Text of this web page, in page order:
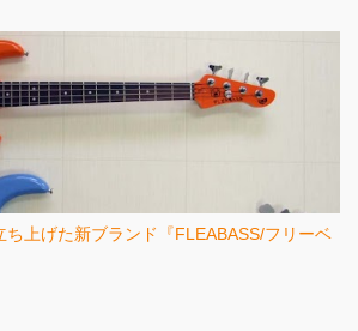
ち上げた新ブランド『FLEABASS/フリーベ